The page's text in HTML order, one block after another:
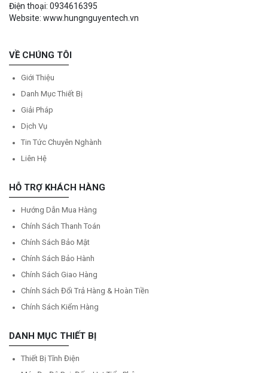
Điện thoại: 0934616395
Website: www.hungnguyentech.vn
VỀ CHÚNG TÔI
Giới Thiệu
Danh Mục Thiết Bị
Giải Pháp
Dịch Vụ
Tin Tức Chuyên Nghành
Liên Hệ
HỖ TRỢ KHÁCH HÀNG
Hướng Dẫn Mua Hàng
Chính Sách Thanh Toán
Chính Sách Bảo Mật
Chính Sách Bảo Hành
Chính Sách Giao Hàng
Chính Sách Đổi Trả Hàng & Hoàn Tiền
Chính Sách Kiểm Hàng
DANH MỤC THIẾT BỊ
Thiết Bị Tĩnh Điện